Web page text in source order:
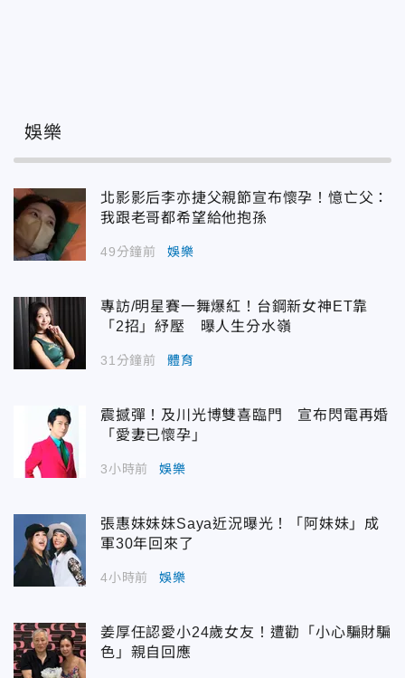
娛樂
北影影后李亦捷父親節宣布懷孕！憶亡父：
我跟老哥都希望給他抱孫
49分鐘前 娛樂
專訪/明星賽一舞爆紅！台鋼新女神ET靠
「2招」紓壓 曝人生分水嶺
31分鐘前 體育
震撼彈！及川光博雙喜臨門 宣布閃電再婚
「愛妻已懷孕」
3小時前 娛樂
張惠妹妹妹Saya近況曝光！「阿妹妹」成
軍30年回來了
4小時前 娛樂
姜厚任認愛小24歲女友！遭勸「小心騙財騙
色」親自回應